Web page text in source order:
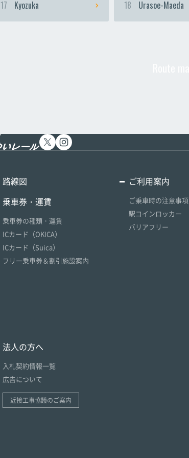
17 Kyozuka 18 Urasoe-Maeda
路線図
乗車券・運賃
乗車券の種類・運賃
ICカード（OKICA）
ICカード（Suica）
フリー乗車券＆割引施設案内
ご利用案内
ご乗車時の注意事項
駅コインロッカー
バリアフリー
法人の方へ
入札契約情報一覧
広告について
近接工事協議のご案内